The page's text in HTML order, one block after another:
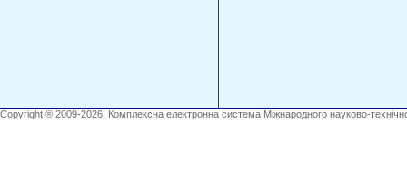
Copyright ® 2009-2026. Комплексна електронна система Міжнародного науково-